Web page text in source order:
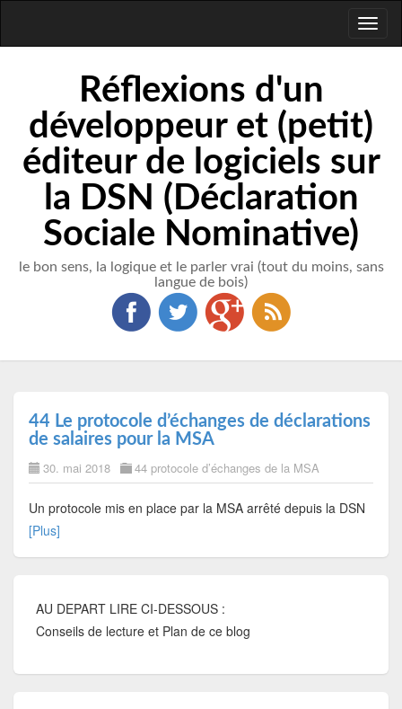
Réflexions d'un
développeur et (petit)
éditeur de logiciels sur
la DSN (Déclaration
Sociale Nominative)
le bon sens, la logique et le parler vrai (tout du moins, sans
langue de bois)
44 Le protocole d’échanges de déclarations
de salaires pour la MSA
30. mai 2018 44 protocole d’échanges de la MSA
Un protocole mis en place par la MSA arrêté depuis la DSN
[Plus]
AU DEPART LIRE CI-DESSOUS :
Conseils de lecture et Plan de ce blog